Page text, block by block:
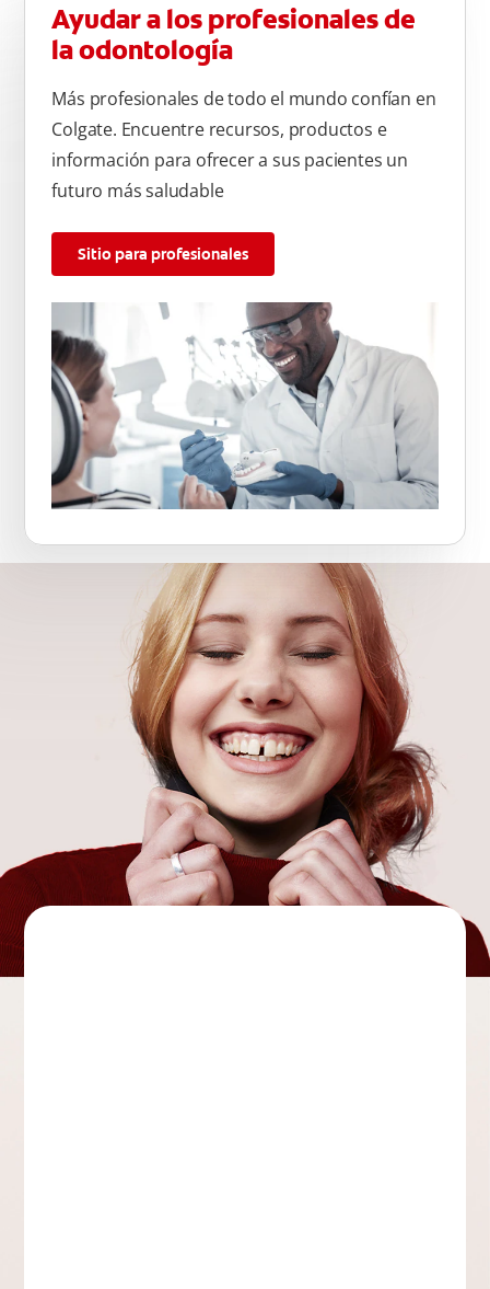
Ayudar a los profesionales de
la odontología
Más profesionales de todo el mundo confían en
Colgate. Encuentre recursos, productos e
información para ofrecer a sus pacientes un
futuro más saludable
Sitio para profesionales